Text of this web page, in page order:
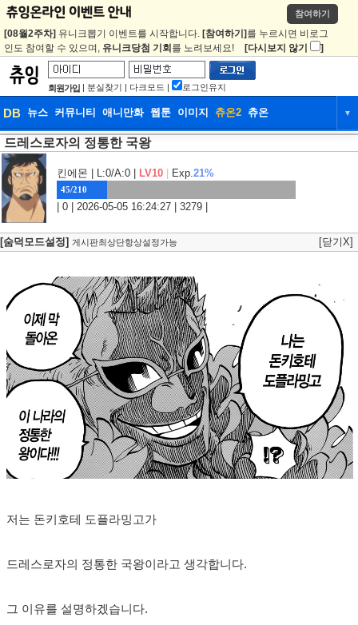
참여하기
[08월2주차] 유니크뽑기 이벤트를 시작합니다. [참여하기] 를 누르시면 비로그
인도 참여할 수 있으며, 유니크당첨 기회 를 노려보세요! [다시보지 않기 ]
회원가입 | 분실찾기 | 다크모드 | 로그인유지
DB 뉴스 커뮤니티 애니만화 웹툰 이미지 츄온2 츄온 ▼
DB 뉴스
웹툰 이미지 츄온2
드레스로자의 정통한 국왕
킨에몬 | L:0/A:0 | LV10 Exp.21%
45/210
| 0 | 2026-05-05 16:24:27 | 3279 |
[숨덕모드설정] 게시판최상단항상설정가능 [닫기X]
저는 돈키호테 도플라밍고가
드레스로자의 정통한 국왕이라고 생각합니다.
그 이유를 설명하겠습니다.